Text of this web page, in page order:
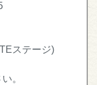
ステージ)
。